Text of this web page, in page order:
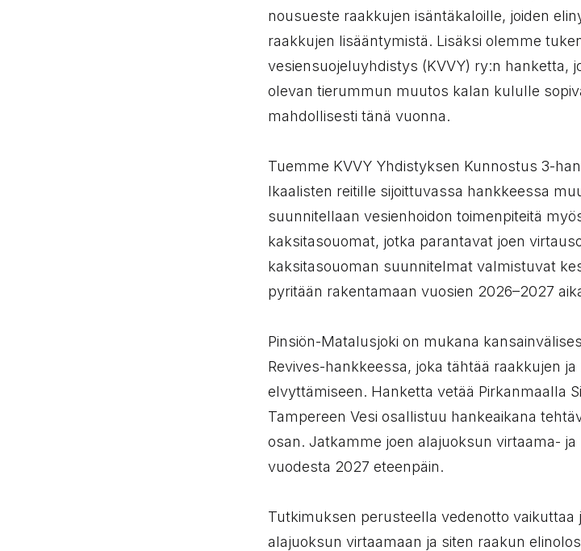
nousueste raakkujen isäntäkaloille, joiden
raakkujen lisääntymistä. Lisäksi olemme
vesiensuojeluyhdistys (KVVY) ry:n hanketta,
olevan tierummun muutos kalan kululle
mahdollisesti tänä vuonna.
Tuemme KVVY Yhdistyksen Kunnostus 3-
Ikaalisten reitille sijoittuvassa hankkeessa
suunnitellaan vesienhoidon toimenpiteitä
kaksitasouomat, jotka parantavat joen
kaksitasouoman suunnitelmat valmistuvat
pyritään rakentamaan vuosien 2026–2027
Pinsiön-Matalusjoki on mukana
Revives-hankkeessa, joka tähtää raakkujen
elvyttämiseen. Hanketta vetää Pirkanmaalla
Tampereen Vesi osallistuu hankeaikana
osan. Jatkamme joen alajuoksun virtaama-
vuodesta 2027 eteenpäin.
Tutkimuksen perusteella vedenotto
alajuoksun virtaamaan ja siten raakun